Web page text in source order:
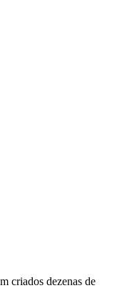
criados dezenas de